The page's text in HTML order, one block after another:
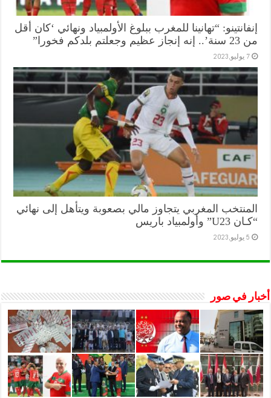
إنفانتينو: “تهانينا للمغرب ببلوغ الأولمبياد ونهائي ‘كان أقل
من 23 سنة’.. إنه إنجاز عظيم وجعلتم بلدكم فخورا”
7 يوليو,2023
المنتخب المغربي يتجاوز مالي بصعوبة ويتأهل إلى نهائي
“كـان U23” وأولمبياد باريس
5 يوليو,2023
أخبار في صور